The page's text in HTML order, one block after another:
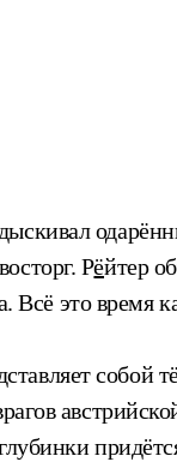
Рёйтер
Всё это время
собой